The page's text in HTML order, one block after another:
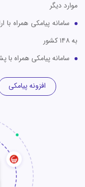
موارد دیگر
سامانه پیامکی همراه با
به ۱۴۸ کشور
سامانه پیامکی همراه با
افزونه پیامکی